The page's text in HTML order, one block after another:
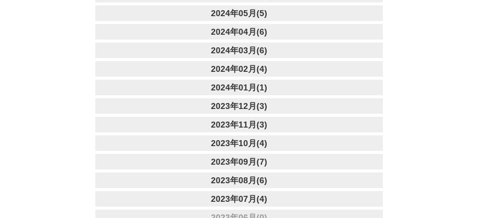
2024年05月(5)
2024年04月(6)
2024年03月(6)
2024年02月(4)
2024年01月(1)
2023年12月(3)
2023年11月(3)
2023年10月(4)
2023年09月(7)
2023年08月(6)
2023年07月(4)